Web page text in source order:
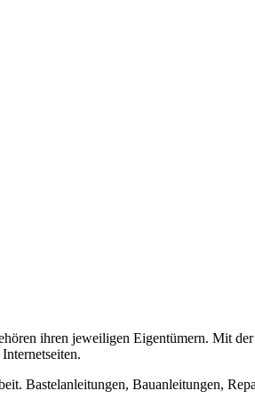
ihren jeweiligen Eigentümern. Mit
Bastelanleitungen, Bauanleitungen,